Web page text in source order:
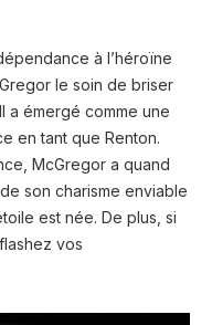
à l’héroïne
le soin de briser
a émergé comme une
en tant que Renton.
McGregor a quand
son charisme enviable
est née. De plus, si
vos